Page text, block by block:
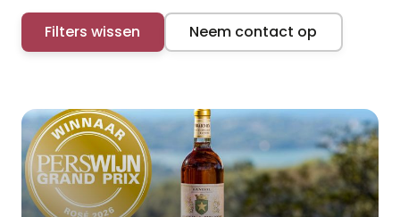
Filters wissen Neem contact op